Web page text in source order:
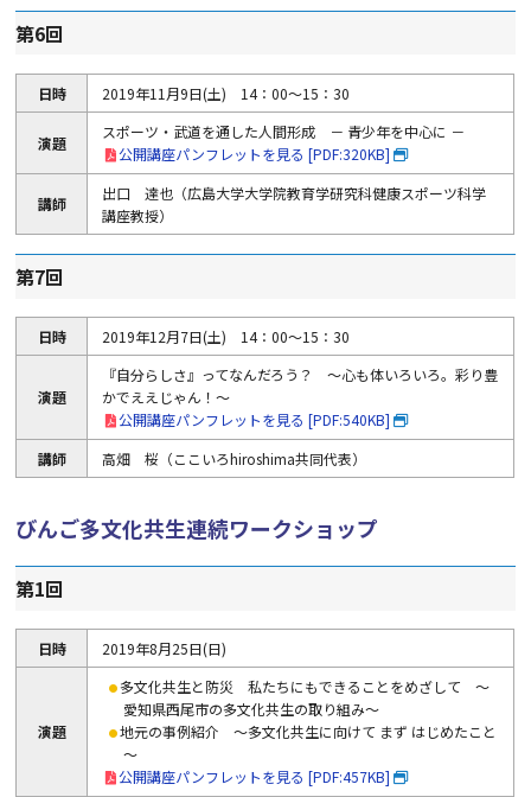
第6回
日時 2019年11月9日(土) 14：00～15：30
演題
スポーツ・武道を通した人間形成 － 青少年を中心に －
公開講座パンフレットを見る [PDF:320KB]
講師
出口 達也（広島大学大学院教育学研究科健康スポーツ科学
講座教授）
第7回
日時 2019年12月7日(土) 14：00～15：30
演題
『自分らしさ』ってなんだろう？ ～心も体いろいろ。彩り豊
かでええじゃん！～
公開講座パンフレットを見る [PDF:540KB]
講師
高畑 桜（ここいろhiroshima共同代表）
びんご多文化共生連続ワークショップ
第1回
日時 2019年8月25日(日)
演題
多文化共生と防災 私たちにもできることをめざして ～
愛知県西尾市の多文化共生の取り組み～
地元の事例紹介 ～多文化共生に向けて まず はじめたこと
～
公開講座パンフレットを見る [PDF:457KB]